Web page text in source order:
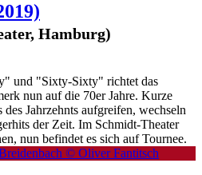
Hamburg)
und "Sixty-Sixty" richtet das
nun auf die 70er Jahre. Kurze
Jahrzehnts aufgreifen, wechseln
der Zeit. Im Schmidt-Theater
nun befindet es sich auf Tournee.